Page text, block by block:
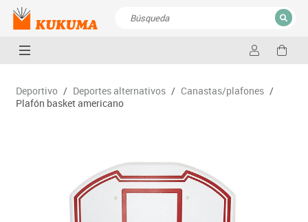
CERRAR
Deportivo / Deportes alternativos / Canastas/plafones /
Plafón basket americano